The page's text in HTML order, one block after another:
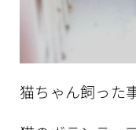
猫ちゃん飼った